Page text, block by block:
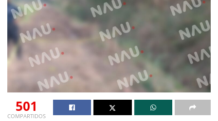
501
COMPARTIDOS